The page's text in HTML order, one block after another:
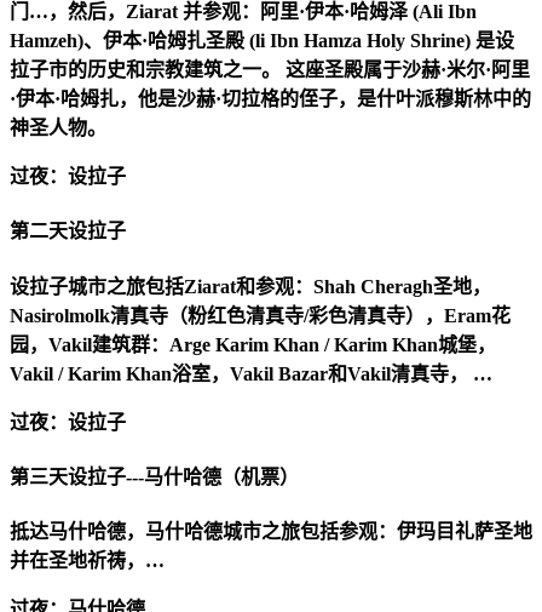
门…，然后，Ziarat 并参观：阿里·伊本·哈姆泽 (Ali Ibn
Hamzeh)、伊本·哈姆扎圣殿 (li Ibn Hamza Holy Shrine) 是设
拉子市的历史和宗教建筑之一。 这座圣殿属于沙赫·米尔·阿里
·伊本·哈姆扎，他是沙赫·切拉格的侄子，是什叶派穆斯林中的
神圣人物。
过夜：设拉子
第二天设拉子
设拉子城市之旅包括Ziarat和参观：Shah Cheragh圣地，
Nasirolmolk清真寺（粉红色清真寺/彩色清真寺），Eram花
园，Vakil建筑群：Arge Karim Khan / Karim Khan城堡，
Vakil / Karim Khan浴室，Vakil Bazar和Vakil清真寺， …
过夜：设拉子
第三天设拉子---马什哈德（机票）
抵达马什哈德，马什哈德城市之旅包括参观：伊玛目礼萨圣地
并在圣地祈祷，…